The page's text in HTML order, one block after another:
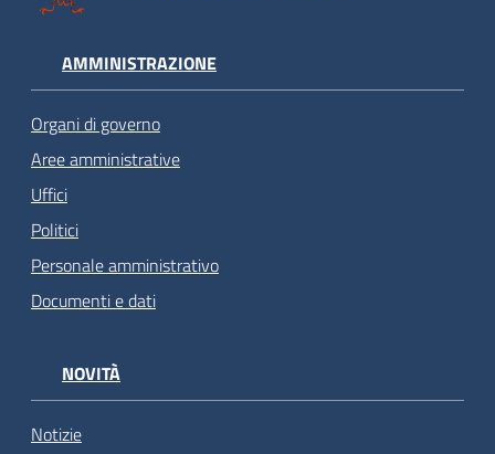
AMMINISTRAZIONE
Organi di governo
Aree amministrative
Uffici
Politici
Personale amministrativo
Documenti e dati
NOVITÀ
Notizie